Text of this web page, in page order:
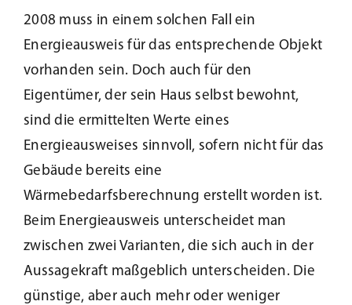
Terrassentüren
Beschattung
Fensterbänke
Shop
Konfigurator
Unternehmen
2008 muss in einem solchen Fall ein
Energieausweis für das entsprechende Objekt
vorhanden sein. Doch auch für den
Eigentümer, der sein Haus selbst bewohnt,
sind die ermittelten Werte eines
Energieausweises sinnvoll, sofern nicht für das
Gebäude bereits eine
Wärmebedarfsberechnung erstellt worden ist.
Beim Energieausweis unterscheidet man
zwischen zwei Varianten, die sich auch in der
Aussagekraft maßgeblich unterscheiden. Die
günstige, aber auch mehr oder weniger